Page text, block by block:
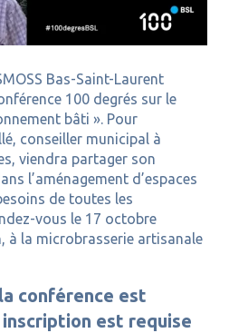
Bas-Saint-Laurent
100 degrés sur le
bâti ». Pour
conseiller municipal à
viendra partager son
l’aménagement d’espaces
de toutes les
vous le 17 octobre
à la microbrasserie artisanale
conférence est
est requise